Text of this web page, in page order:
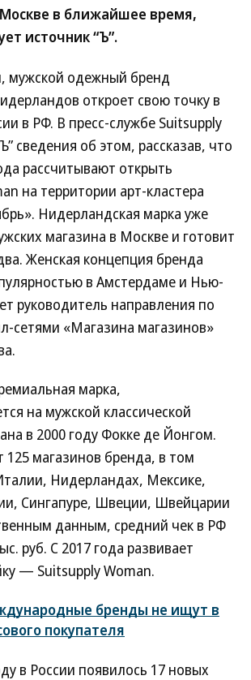
в ближайшее время,
источник “Ъ”.
мужской одежный бренд
откроет свою точку в
в РФ. В пресс-службе Suitsupply
сведения об этом, рассказав, что
рассчитывают открыть
на территории арт-кластера
Нидерландская марка уже
магазина в Москве и готовит
Женская концепция бренда
в Амстердаме и Нью-
руководитель направления по
сетями «Магазина магазинов»
марка,
на мужской классической
в 2000 году Фокке де Йонгом.
125 магазинов бренда, в том
Нидерландах, Мексике,
Сингапуре, Швеции, Швейцарии
данным, средний чек в РФ
руб. С 2017 года развивает
— Suitsupply Woman.
бренды не ищут в
покупателя
в России появилось 17 новых